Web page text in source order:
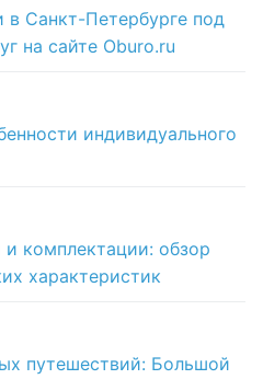
в Санкт-Петербурге под
на сайте Oburo.ru
индивидуального
комплектации: обзор
характеристик
путешествий: Большой